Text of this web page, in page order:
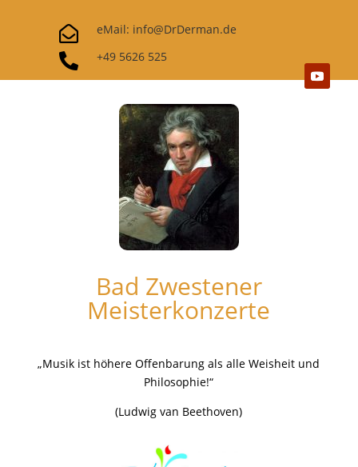
 eMail: info@DrDerman.de
 +49 5626 525
Bad Zwestener
Meisterkonzerte
„Musik ist höhere Offenbarung als alle Weisheit und
Philosophie!“
(Ludwig van Beethoven)